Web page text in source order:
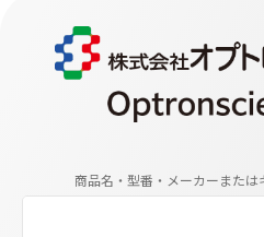
商品名・型番・メーカーまたは